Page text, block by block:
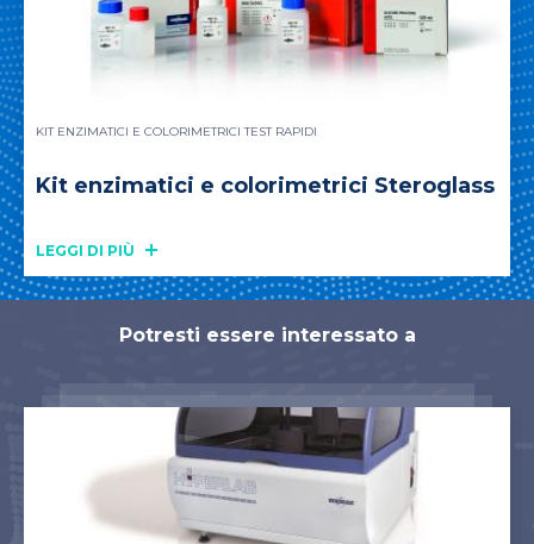
KIT ENZIMATICI E COLORIMETRICI TEST RAPIDI
Kit enzimatici e colorimetrici Steroglass
LEGGI DI PIÙ
Potresti essere interessato a